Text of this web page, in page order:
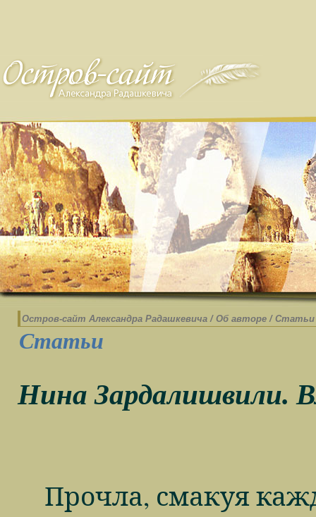
Остров-cайт Александра Радашкевича / Об авторе / Статьи
Статьи
Нина Зардалишвили.
Прочла, смакуя